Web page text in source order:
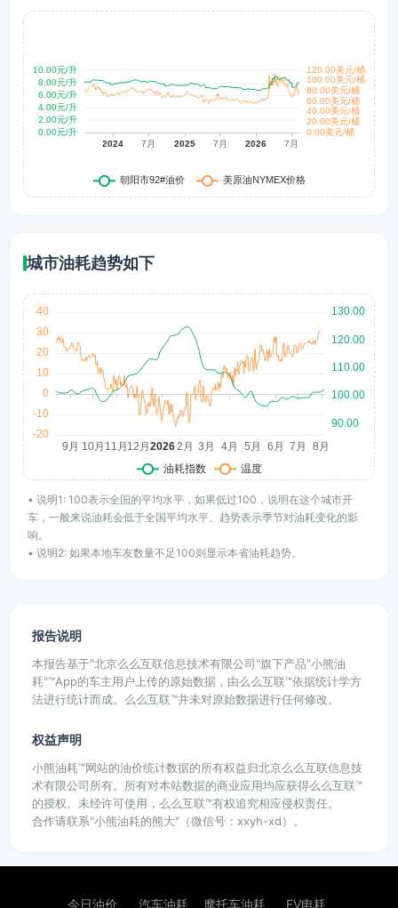
城市油耗趋势如下
• 说明1: 100表示全国的平均水平，如果低过100，说明在这个城市开
车，一般来说油耗会低于全国平均水平。趋势表示季节对油耗变化的影
响。
• 说明2: 如果本地车友数量不足100则显示本省油耗趋势。
报告说明
本报告基于"北京么么互联信息技术有限公司"旗下产品"小熊油
耗"™App的车主用户上传的原始数据，由么么互联™依据统计学方
法进行统计而成。么么互联™并未对原始数据进行任何修改。
权益声明
小熊油耗™网站的油价统计数据的所有权益归北京么么互联信息技
术有限公司所有。所有对本站数据的商业应用均应获得么么互联™
的授权。未经许可使用，么么互联™有权追究相应侵权责任。
合作请联系"小熊油耗的熊大"（微信号：xxyh-xd）。
今日油价 汽车油耗 摩托车油耗 EV电耗